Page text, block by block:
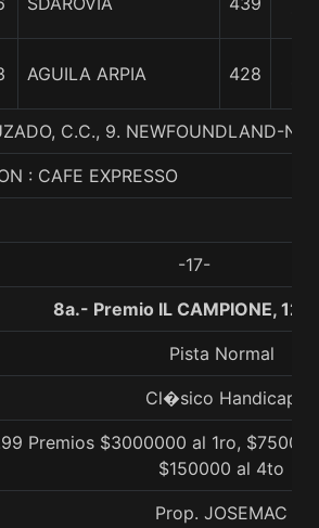
AGUILA ARPIA 428
C.C., 9. NEWFOUNDLAND-
: CAFE EXPRESSO
-17-
8a.- Premio IL CAMPIONE,
Pista Normal
Cl�sico Handicap
Premios $3000000 al 1ro,
$150000 al 4to
Prop. JOSEMAC